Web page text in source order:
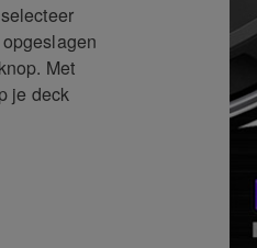
Met
je deck